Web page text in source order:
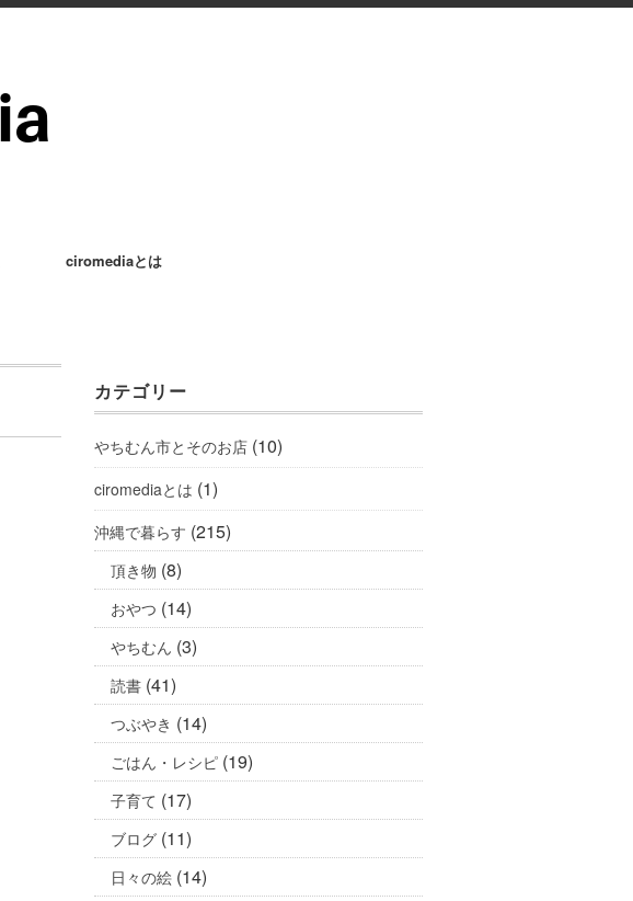
ciromediaとは
カテゴリー
やちむん市とそのお店 (10)
ciromediaとは (1)
沖縄で暮らす (215)
頂き物 (8)
おやつ (14)
やちむん (3)
読書 (41)
つぶやき (14)
ごはん・レシピ (19)
子育て (17)
ブログ (11)
日々の絵 (14)